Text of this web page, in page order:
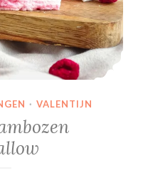
h
i
p
e
n
M
’
· VALENTIJN